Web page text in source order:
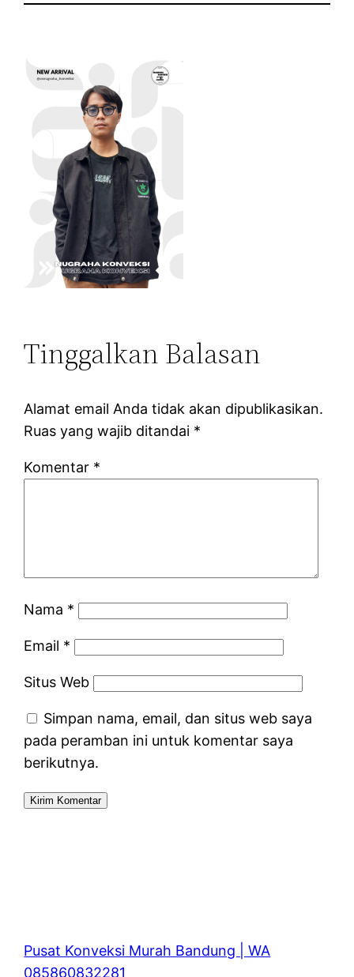
Tinggalkan Balasan
Alamat email Anda tidak akan dipublikasikan.
Ruas yang wajib ditandai *
Komentar *
Nama *
Email *
Situs Web
Simpan nama, email, dan situs web saya
pada peramban ini untuk komentar saya
berikutnya.
Pusat Konveksi Murah Bandung | WA
085860832281